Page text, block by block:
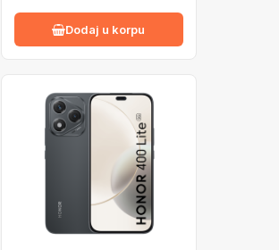
Dodaj u korpu